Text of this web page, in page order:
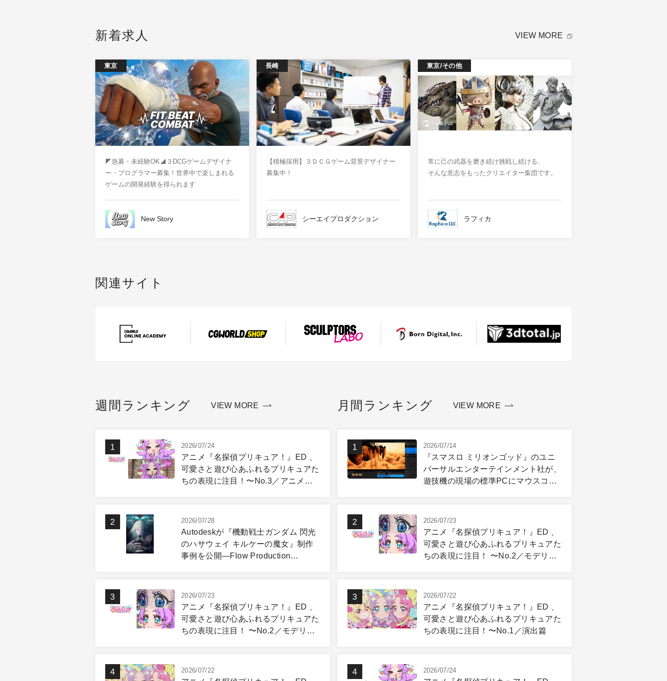
新着求人 VIEW MORE
東京
◤急募・未経験OK◢３DCGゲームデザイナ
ー・プログラマー募集！世界中で楽しまれる
ゲームの開発経験を得られます
New Story
長崎
【積極採用】３ＤＣＧゲーム背景デザイナー
募集中！
シーエイプロダクション
東京/その他
常に己の武器を磨き続け挑戦し続ける​、​
そんな意志をもったクリエイター集団​です。
ラフィカ
関連サイト
週間ランキング VIEW MORE
2026/07/24
アニメ『名探偵プリキュア！』ED 、
可愛さと遊び心あふれるプリキュアた
ちの表現に注目！〜No.3／アニメー
2026/07/28
Autodeskが『機動戦士ガンダム 閃光
のハサウェイ キルケーの魔女』制作
事例を公開―Flow Production
2026/07/23
アニメ『名探偵プリキュア！』ED 、
可愛さと遊び心あふれるプリキュアた
ちの表現に注目！ 〜No.2／モデリン
2026/07/22
月間ランキング VIEW MORE
2026/07/14
『スマスロ ミリオンゴッド』のユニ
バーサルエンターテインメント社が、
遊技機の現場の標準PCにマウスコン
2026/07/23
アニメ『名探偵プリキュア！』ED 、
可愛さと遊び心あふれるプリキュアた
ちの表現に注目！ 〜No.2／モデリン
2026/07/22
アニメ『名探偵プリキュア！』ED 、
可愛さと遊び心あふれるプリキュアた
ちの表現に注目！〜No.1／演出篇
2026/07/24